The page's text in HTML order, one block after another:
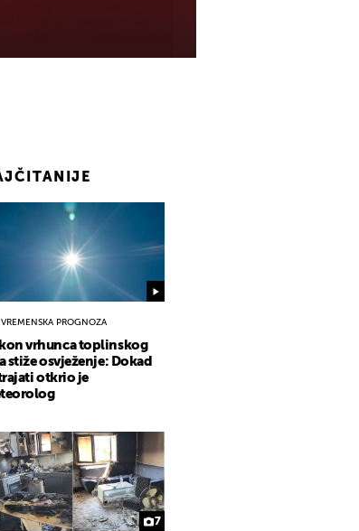
VREMENSKA PROGNOZA
vrhunca toplinskog
stiže osvježenje: Dokad
otkrio je
7